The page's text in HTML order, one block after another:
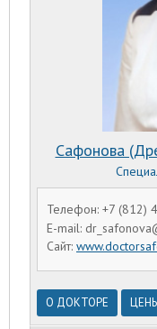
Телефон: +7 (812)
E-mail:
Сайт:
Сафонова
О ДОКТОРЕ